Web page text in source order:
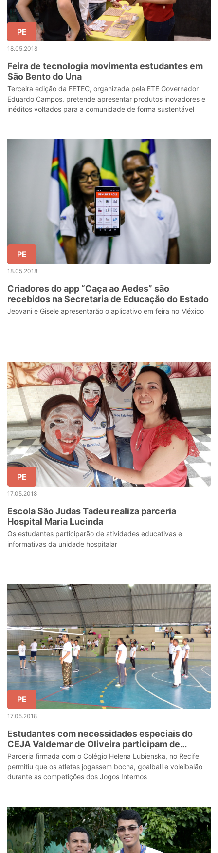
PE
18.05.2018
Feira de tecnologia movimenta estudantes em
São Bento do Una
Terceira edição da FETEC, organizada pela ETE Governador
Eduardo Campos, pretende apresentar produtos inovadores e
inéditos voltados para a comunidade de forma sustentável
PE
18.05.2018
Criadores do app “Caça ao Aedes” são
recebidos na Secretaria de Educação do Estado
Jeovani e Gisele apresentarão o aplicativo em feira no México
PE
17.05.2018
Escola São Judas Tadeu realiza parceria
Hospital Maria Lucinda
Os estudantes participarão de atividades educativas e
informativas da unidade hospitalar
PE
17.05.2018
Estudantes com necessidades especiais do
CEJA Valdemar de Oliveira participam de
competição de jogos
Parceria firmada com o Colégio Helena Lubienska, no Recife,
permitiu que os atletas jogassem bocha, goalball e voleibalão
durante as competições dos Jogos Internos